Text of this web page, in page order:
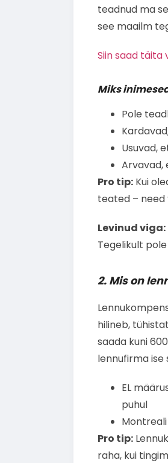
teadnud ma
see maailm
Siin saad täita
Miks
Pole
Usuvad,
Arvavad,
Pro tip: Kui
teated – need
Levinud viga:
Tegelikult
2. Mis on
hilineb,
saada kuni
lennufirma ise
EL
puhul
Pro tip:
raha, kui